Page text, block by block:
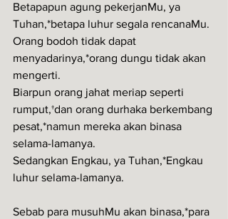
Betapapun agung pekerjanMu, ya
Tuhan,*betapa luhur segala rencanaMu.
Orang bodoh tidak dapat
menyadarinya,*orang dungu tidak akan
mengerti.
Biarpun orang jahat meriap seperti
rumput,†dan orang durhaka berkembang
pesat,*namun mereka akan binasa
selama-lamanya.
Sedangkan Engkau, ya Tuhan,*Engkau
luhur selama-lamanya.
Sebab para musuhMu akan binasa,*para